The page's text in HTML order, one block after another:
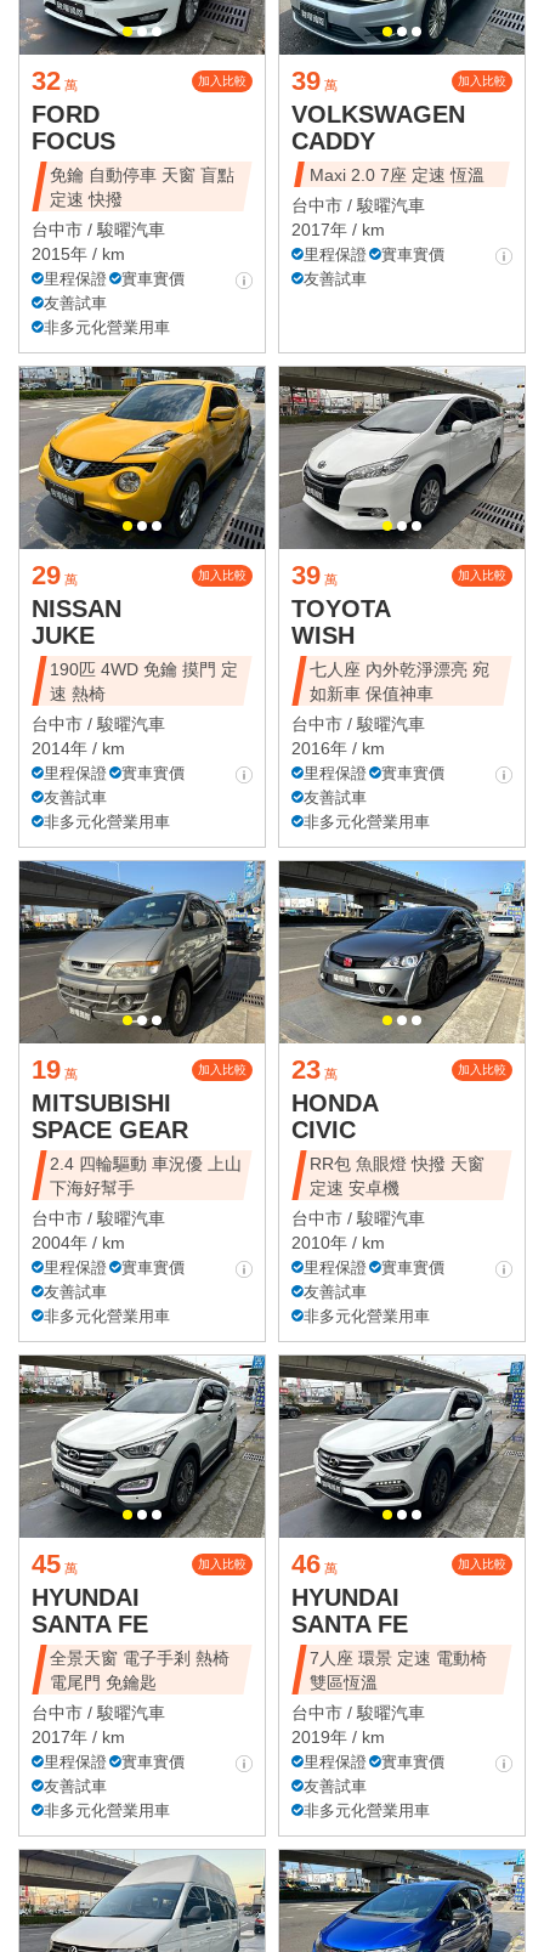
32 萬 加入比較
FORD
FOCUS
免鑰 自動停車 天窗 盲點
定速 快撥
台中市 / 駿曜汽車
2015年 / km
里程保證
實車實價
友善試車
非多元化營業用車
39 萬 加入比較
VOLKSWAGEN
CADDY
Maxi 2.0 7座 定速 恆溫
台中市 / 駿曜汽車
2017年 / km
里程保證
實車實價
友善試車
29 萬 加入比較
NISSAN
JUKE
190匹 4WD 免鑰 摸門 定
速 熱椅
台中市 / 駿曜汽車
2014年 / km
里程保證
實車實價
友善試車
非多元化營業用車
39 萬 加入比較
TOYOTA
WISH
七人座 內外乾淨漂亮 宛
如新車 保值神車
台中市 / 駿曜汽車
2016年 / km
里程保證
實車實價
友善試車
非多元化營業用車
19 萬 加入比較
MITSUBISHI
SPACE GEAR
2.4 四輪驅動 車況優 上山
下海好幫手
台中市 / 駿曜汽車
2004年 / km
里程保證
實車實價
友善試車
非多元化營業用車
23 萬 加入比較
HONDA
CIVIC
RR包 魚眼燈 快撥 天窗
定速 安卓機
台中市 / 駿曜汽車
2010年 / km
里程保證
實車實價
友善試車
非多元化營業用車
45 萬 加入比較
HYUNDAI
SANTA FE
全景天窗 電子手剎 熱椅
電尾門 免鑰匙
台中市 / 駿曜汽車
2017年 / km
里程保證
實車實價
友善試車
非多元化營業用車
46 萬 加入比較
HYUNDAI
SANTA FE
7人座 環景 定速 電動椅
雙區恆溫
台中市 / 駿曜汽車
2019年 / km
里程保證
實車實價
友善試車
非多元化營業用車